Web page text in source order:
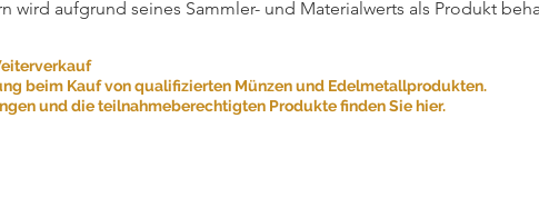
wird aufgrund seines Sammler- und Materialwerts als Produkt
beim Kauf von qualifizierten Münzen und Edelmetallprodukten.
und die teilnahmeberechtigten Produkte finden Sie hier.